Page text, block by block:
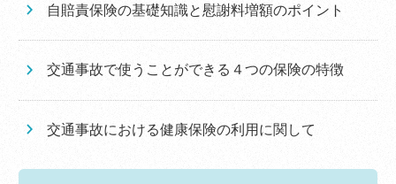
自賠責保険の基礎知識と慰謝料増額のポイント
交通事故で使うことができる４つの保険の特徴
交通事故における健康保険の利用に関して